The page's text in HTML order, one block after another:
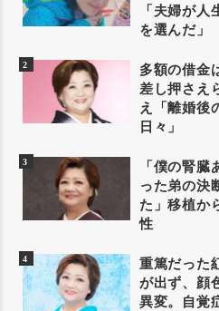
「夫婦が
を選んだ」
多額の借金
差し押さえ
え「離婚後
日々」
「僕の腎
った弟の決
た」移植か
性
重篤だった
が出ず、顔
異変。自覚